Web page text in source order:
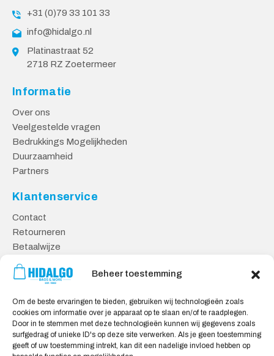
Beheer toestemming
Om de beste ervaringen te bieden, gebruiken wij technologieën zoals
cookies om informatie over je apparaat op te slaan en/of te raadplegen.
Door in te stemmen met deze technologieën kunnen wij gegevens zoals
surfgedrag of unieke ID's op deze site verwerken. Als je geen toestemming
geeft of uw toestemming intrekt, kan dit een nadelige invloed hebben op
+31 (0)79 33 101 33
info@hidalgo.nl
Platinastraat 52
2718 RZ Zoetermeer
Informatie
Over ons
Veelgestelde vragen
Bedrukkings Mogelijkheden
Duurzaamheid
Partners
Klantenservice
Contact
Retourneren
Betaalwijze
Veilig Shoppen
Algemene Voorwaarden
Privacy Verklaring
Cookie Verklaring
Aansprakelijkheid